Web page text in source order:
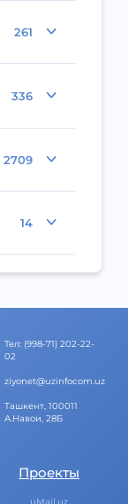
261
336
2709
14
Тел: (998-71) 202-22-
02
ziyonet@uzinfocom.uz
Ташкент, 100011
А.Навои, 28Б
Проекты
uMail.uz